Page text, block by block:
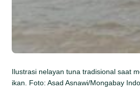
Ilustrasi nelayan tuna tradisional saat
ikan. Foto: Asad Asnawi/Mongabay